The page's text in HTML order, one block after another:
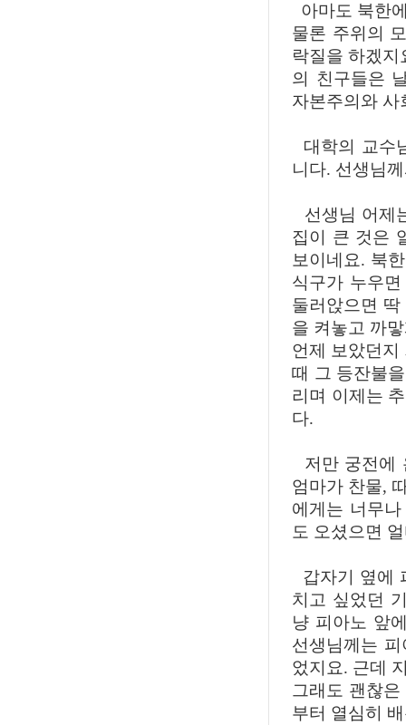
아마도 북한
물론 주위의
락질을 하겠
의 친구들은
자본주의와 사
대학의 교수
니다. 선생님
선생님 어제
집이 큰 것은
보이네요. 북
식구가 누우
둘러앉으면
을 켜놓고 까
언제 보았던지
때 그 등잔불
리며 이제는
다.
저만 궁전에
엄마가 찬물,
에게는 너무
도 오셨으면
갑자기 옆에
치고 싶었던
냥 피아노 앞
선생님께는
었지요. 근데
그래도 괜찮
부터 열심히